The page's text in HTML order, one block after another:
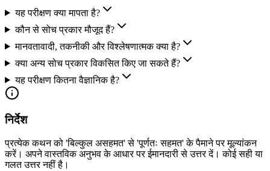
यह परीक्षण क्या मापता है?
कौन से सोच प्रकार मौजूद हैं?
मानवतावादी, तकनीकी और विश्लेषणात्मक क्या है?
क्या अन्य सोच प्रकार विकसित किए जा सकते हैं?
यह परीक्षण कितना वैज्ञानिक है?
निर्देश
प्रत्येक कथन को 'बिल्कुल असहमत' से 'पूर्णतः सहमत' के पैमाने पर मूल्यांकन
करें। अपने वास्तविक अनुभव के आधार पर ईमानदारी से उत्तर दें। कोई सही या
गलत उत्तर नहीं है।